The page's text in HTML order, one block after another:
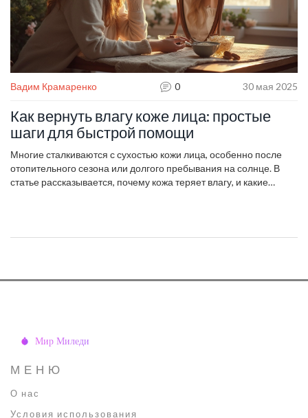
Вадим Крамаренко 0 30 мая 2025
Как вернуть влагу коже лица: простые
шаги для быстрой помощи
Многие сталкиваются с сухостью кожи лица, особенно после
отопительного сезона или долгого пребывания на солнце. В
статье рассказывается, почему кожа теряет влагу, и какие
максимально практична, чтобы можно было сразу применить
МЕНЮ
О нас
Условия использования